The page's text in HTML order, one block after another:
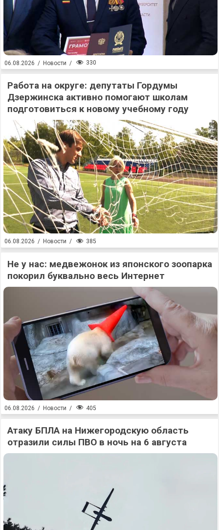
06.08.2026 / Новости / 330
Работа на округе: депутаты Гордумы
Дзержинска активно помогают школам
подготовиться к новому учебному году
06.08.2026 / Новости / 385
Не у нас: медвежонок из японского зоопарка
покорил буквально весь Интернет
06.08.2026 / Новости / 405
Атаку БПЛА на Нижегородскую область
отразили силы ПВО в ночь на 6 августа